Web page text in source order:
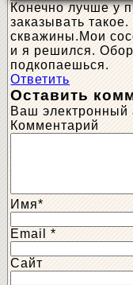
Конечно лучше у
заказывать
скважины.Мои
и я решился.
подкопаешься.
Ответить
Оставить
Ваш электронный
Комментарий
Имя*
Email*
Сайт